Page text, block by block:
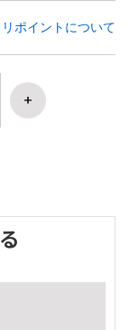
リポイントについて